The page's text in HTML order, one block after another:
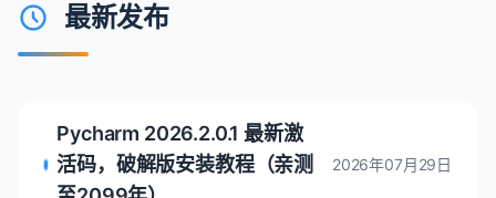
最新发布
Pycharm 2026.2.0.1 最新激
活码，破解版安装教程（亲测
2026年07月29日